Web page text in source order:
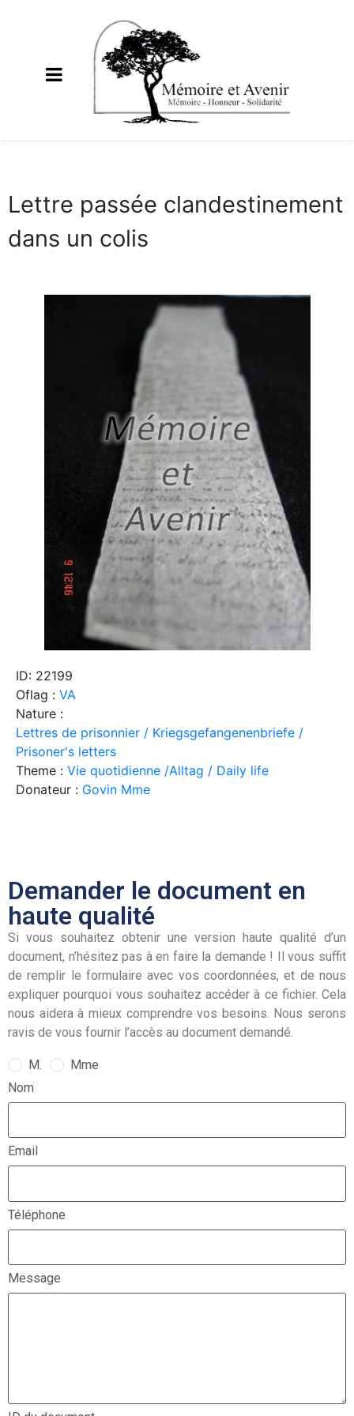
Lettre passée clandestinement
dans un colis
ID: 22199
Oflag : VA
Nature :
Lettres de prisonnier / Kriegsgefangenenbriefe /
Prisoner's letters
Theme : Vie quotidienne /Alltag / Daily life
Donateur : Govin Mme
Demander le document en
haute qualité
Si vous souhaitez obtenir une version haute qualité d’un
document, n’hésitez pas à en faire la demande ! Il vous suffit
de remplir le formulaire avec vos coordonnées, et de nous
expliquer pourquoi vous souhaitez accéder à ce fichier. Cela
nous aidera à mieux comprendre vos besoins. Nous serons
ravis de vous fournir l’accès au document demandé.
M.
Mme
Nom
Email
Téléphone
Message